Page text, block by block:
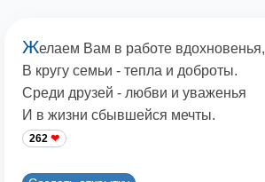
Желаем Вам в работе вдохновенья,
В кругу семьи - тепла и доброты.
Среди друзей - любви и уваженья
И в жизни сбывшейся мечты.
262